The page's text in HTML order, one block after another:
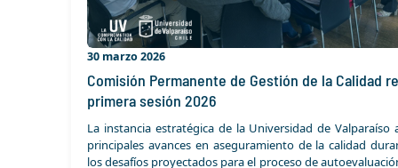
30 marzo 2026
Comisión Permanente de Gestión de la Calidad
primera sesión 2026
La instancia estratégica de la Universidad de Valparaíso
principales avances en aseguramiento de la calidad
los desafíos proyectados para el proceso de